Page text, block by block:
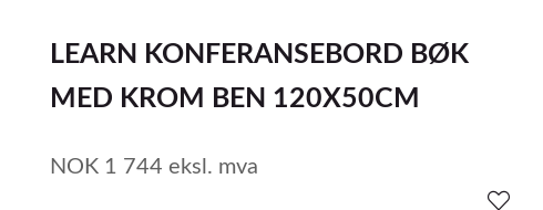
LEARN KONFERANSEBORD BØK
MED KROM BEN 120X50CM
NOK 1 744 eksl. mva